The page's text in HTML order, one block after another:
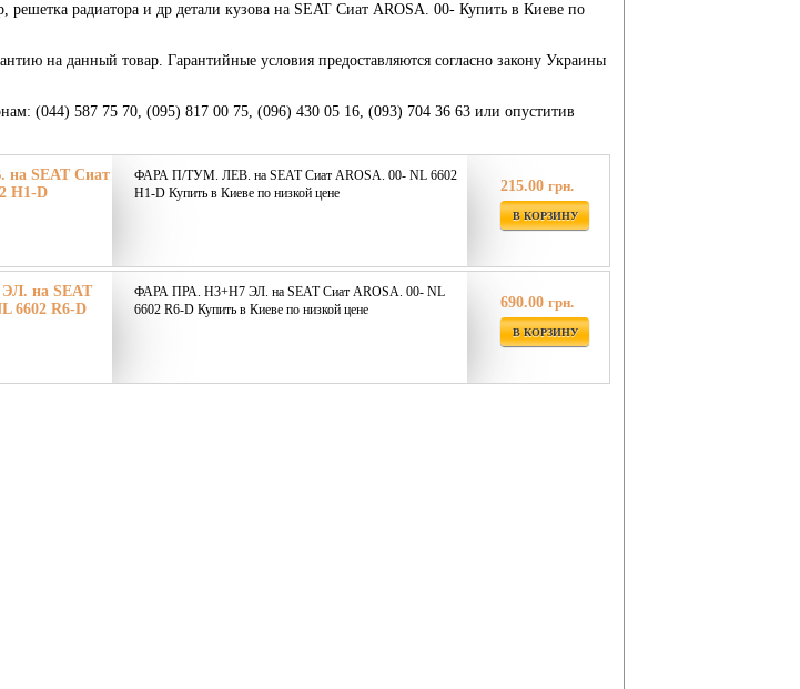
решетка радиатора и др детали кузова на SEAT Сиат AROSA. 00- Купить в Киеве по
на данный товар. Гарантийные условия предоставляются согласно закону Украины
(044) 587 75 70, (095) 817 00 75, (096) 430 05 16, (093) 704 36 63 или опуститив
SEAT Сиат
H1-D
ФАРА П/ТУМ. ЛЕВ. на SEAT Сиат AROSA. 00- NL 6602
H1-D Купить в Киеве по низкой цене
215.00 грн.
В КОРЗИНУ
на SEAT
6602 R6-D
ФАРА ПРА. H3+H7 ЭЛ. на SEAT Сиат AROSA. 00- NL
6602 R6-D Купить в Киеве по низкой цене
690.00 грн.
В КОРЗИНУ